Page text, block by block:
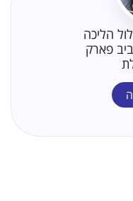
הליכה
פארק